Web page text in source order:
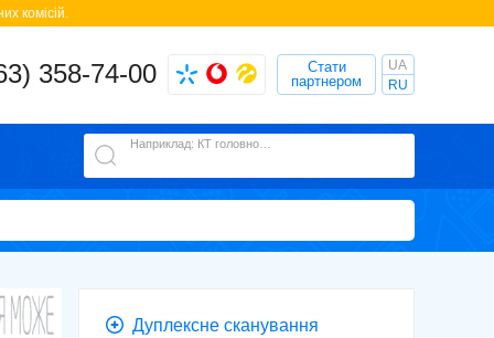
комісій.
358-74-00
Стати
партнером
UA
RU
Дуплексне сканування